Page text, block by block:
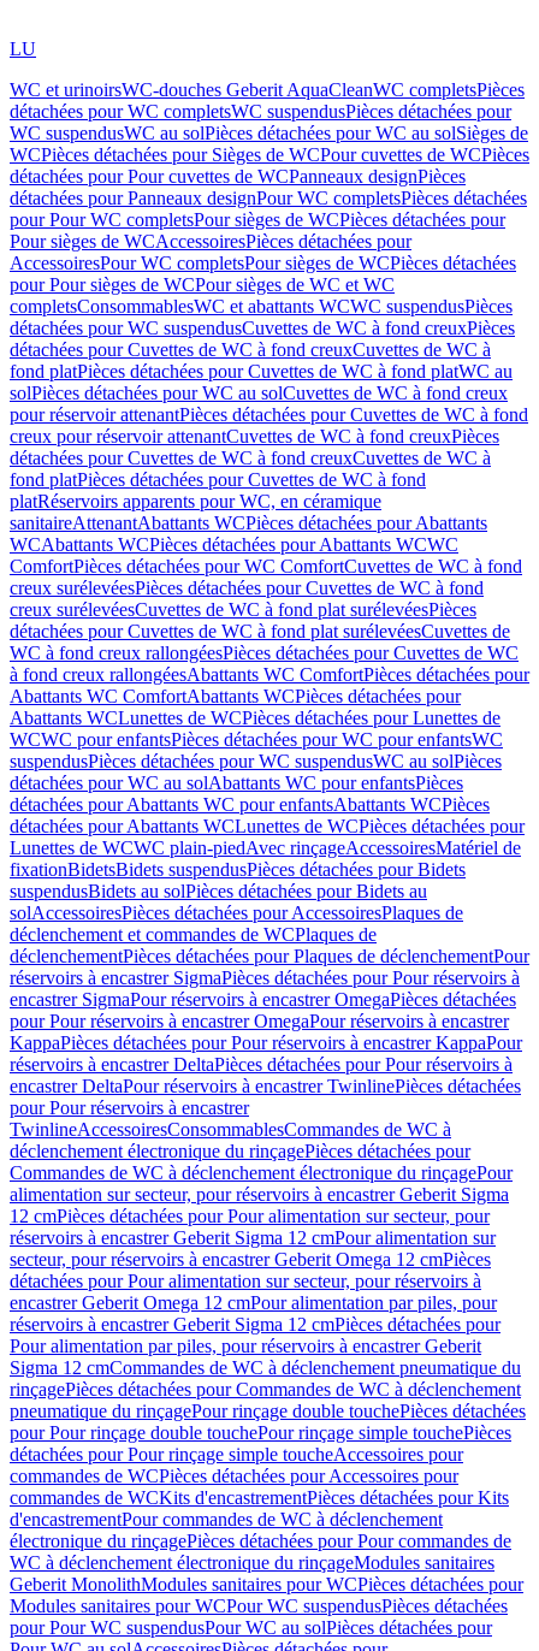
LU
WC et urinoirsWC-douches Geberit AquaCleanWC completsPièces
détachées pour WC completsWC suspendusPièces détachées pour
WC suspendusWC au solPièces détachées pour WC au solSièges de
WCPièces détachées pour Sièges de WCPour cuvettes de WCPièces
détachées pour Pour cuvettes de WCPanneaux designPièces
détachées pour Panneaux designPour WC completsPièces détachées
pour Pour WC completsPour sièges de WCPièces détachées pour
Pour sièges de WCAccessoiresPièces détachées pour
AccessoiresPour WC completsPour sièges de WCPièces détachées
pour Pour sièges de WCPour sièges de WC et WC
completsConsommablesWC et abattants WCWC suspendusPièces
détachées pour WC suspendusCuvettes de WC à fond creuxPièces
détachées pour Cuvettes de WC à fond creuxCuvettes de WC à
fond platPièces détachées pour Cuvettes de WC à fond platWC au
solPièces détachées pour WC au solCuvettes de WC à fond creux
pour réservoir attenantPièces détachées pour Cuvettes de WC à fond
creux pour réservoir attenantCuvettes de WC à fond creuxPièces
détachées pour Cuvettes de WC à fond creuxCuvettes de WC à
fond platPièces détachées pour Cuvettes de WC à fond
platRéservoirs apparents pour WC, en céramique
sanitaireAttenantAbattants WCPièces détachées pour Abattants
WCAbattants WCPièces détachées pour Abattants WCWC
ComfortPièces détachées pour WC ComfortCuvettes de WC à fond
creux surélevéesPièces détachées pour Cuvettes de WC à fond
creux surélevéesCuvettes de WC à fond plat surélevéesPièces
détachées pour Cuvettes de WC à fond plat surélevéesCuvettes de
WC à fond creux rallongéesPièces détachées pour Cuvettes de WC
à fond creux rallongéesAbattants WC ComfortPièces détachées pour
Abattants WC ComfortAbattants WCPièces détachées pour
Abattants WCLunettes de WCPièces détachées pour Lunettes de
WCWC pour enfantsPièces détachées pour WC pour enfantsWC
suspendusPièces détachées pour WC suspendusWC au solPièces
détachées pour WC au solAbattants WC pour enfantsPièces
détachées pour Abattants WC pour enfantsAbattants WCPièces
détachées pour Abattants WCLunettes de WCPièces détachées pour
Lunettes de WCWC plain-piedAvec rinçageAccessoiresMatériel de
fixationBidetsBidets suspendusPièces détachées pour Bidets
suspendusBidets au solPièces détachées pour Bidets au
solAccessoiresPièces détachées pour AccessoiresPlaques de
déclenchement et commandes de WCPlaques de
déclenchementPièces détachées pour Plaques de déclenchementPour
réservoirs à encastrer SigmaPièces détachées pour Pour réservoirs à
encastrer SigmaPour réservoirs à encastrer OmegaPièces détachées
pour Pour réservoirs à encastrer OmegaPour réservoirs à encastrer
KappaPièces détachées pour Pour réservoirs à encastrer KappaPour
réservoirs à encastrer DeltaPièces détachées pour Pour réservoirs à
encastrer DeltaPour réservoirs à encastrer TwinlinePièces détachées
pour Pour réservoirs à encastrer
TwinlineAccessoiresConsommablesCommandes de WC à
déclenchement électronique du rinçagePièces détachées pour
Commandes de WC à déclenchement électronique du rinçagePour
alimentation sur secteur, pour réservoirs à encastrer Geberit Sigma
12 cmPièces détachées pour Pour alimentation sur secteur, pour
réservoirs à encastrer Geberit Sigma 12 cmPour alimentation sur
secteur, pour réservoirs à encastrer Geberit Omega 12 cmPièces
détachées pour Pour alimentation sur secteur, pour réservoirs à
encastrer Geberit Omega 12 cmPour alimentation par piles, pour
réservoirs à encastrer Geberit Sigma 12 cmPièces détachées pour
Pour alimentation par piles, pour réservoirs à encastrer Geberit
Sigma 12 cmCommandes de WC à déclenchement pneumatique du
rinçagePièces détachées pour Commandes de WC à déclenchement
pneumatique du rinçagePour rinçage double touchePièces détachées
pour Pour rinçage double touchePour rinçage simple touchePièces
détachées pour Pour rinçage simple toucheAccessoires pour
commandes de WCPièces détachées pour Accessoires pour
commandes de WCKits d'encastrementPièces détachées pour Kits
d'encastrementPour commandes de WC à déclenchement
électronique du rinçagePièces détachées pour Pour commandes de
WC à déclenchement électronique du rinçageModules sanitaires
Geberit MonolithModules sanitaires pour WCPièces détachées pour
Modules sanitaires pour WCPour WC suspendusPièces détachées
pour Pour WC suspendusPour WC au solPièces détachées pour